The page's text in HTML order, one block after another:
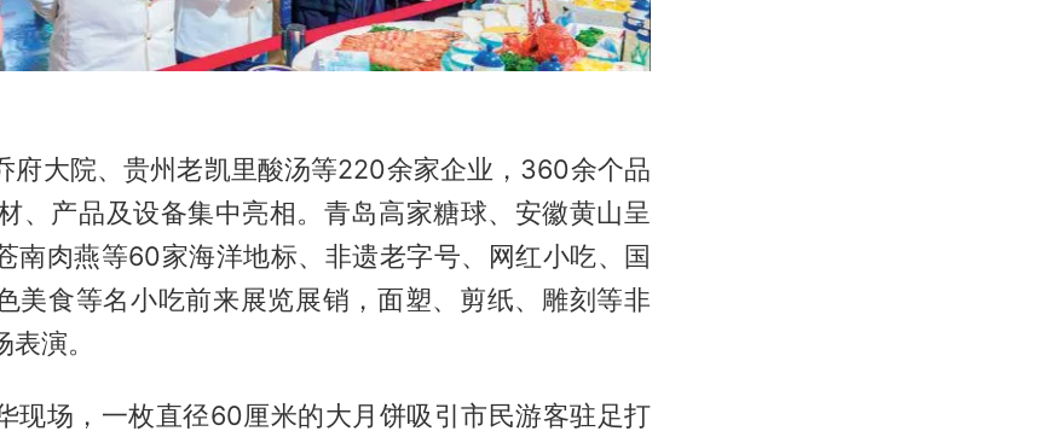
府大院、贵州老凯里酸汤等220余家企业，360余个品
、产品及设备集中亮相。青岛高家糖球、安徽黄山呈
南肉燕等60家海洋地标、非遗老字号、网红小吃、国
美食等名小吃前来展览展销，面塑、剪纸、雕刻等非
演。
现场，一枚直径60厘米的大月饼吸引市民游客驻足打